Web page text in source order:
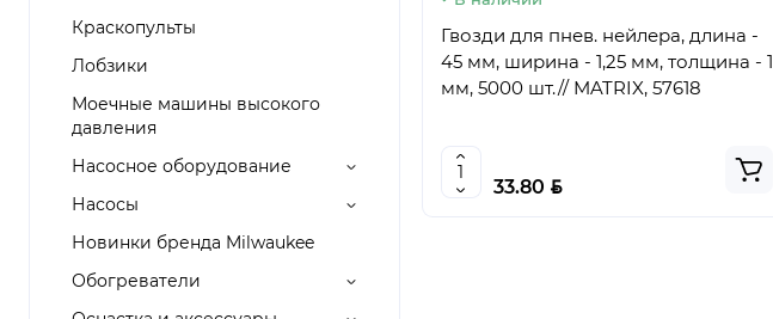
Краскопульты
Лобзики
Моечные машины высокого
давления
Насосное оборудование
Насосы
Новинки бренда Milwaukee
Обогреватели
Гвозди для пнев. нейлера, длина -
45 мм, ширина - 1,25 мм, толщина - 1
мм, 5000 шт.// MATRIX, 57618
33.80 BYN